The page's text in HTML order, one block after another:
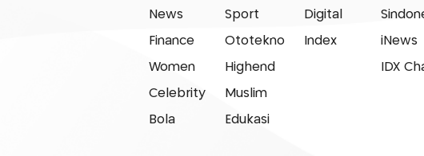
News
Finance
Women
Celebrity
Bola
Sport
Ototekno
Highend
Muslim
Edukasi
Digital
Index iNews
IDX